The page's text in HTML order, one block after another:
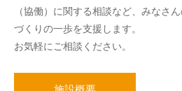
（協働）に関する相談など、みなさ
づくりの一歩を支援します。
お気軽にご相談ください。